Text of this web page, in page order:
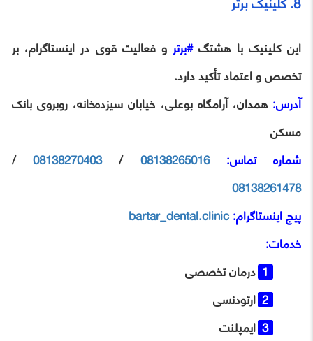
این کلینیک با هشتگ#برترو فعالیت قوی در اینستاگرام، بر
تخصص و اعتماد تأکید دارد.
آدرس:همدان، آرامگاه بوعلی، خیابان سیزده‌خانه، روبروی بانک
مسکن
شماره تماس:
08138265016
/
08138270403
/
08138261478
پیج اینستاگرام:bartar_dental.clinic
خدمات:
درمان تخصصی
ارتودنسی
ایمپلنت